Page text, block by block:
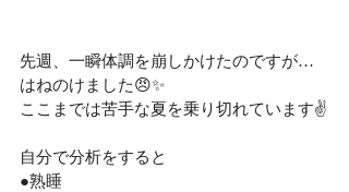
先週、一瞬体調を崩しかけたのですが…
はねのけました😠✨
ここまでは苦手な夏を乗り切れています✌️
自分で分析をすると
●熟睡